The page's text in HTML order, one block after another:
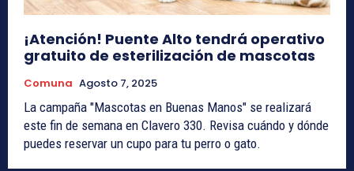
¡Atención! Puente Alto tendrá operativo
gratuito de esterilización de mascotas
Comuna Agosto 7, 2025
La campaña "Mascotas en Buenas Manos" se realizará
este fin de semana en Clavero 330. Revisa cuándo y dónde
puedes reservar un cupo para tu perro o gato.